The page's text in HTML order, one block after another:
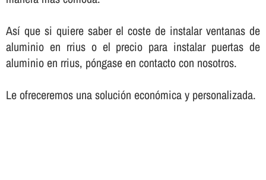
Así­ que si quiere saber el coste de instalar ventanas de
aluminio en rrius o el precio para instalar puertas de
aluminio en rrius, póngase en contacto con nosotros.
Le ofreceremos una solución económica y personalizada.